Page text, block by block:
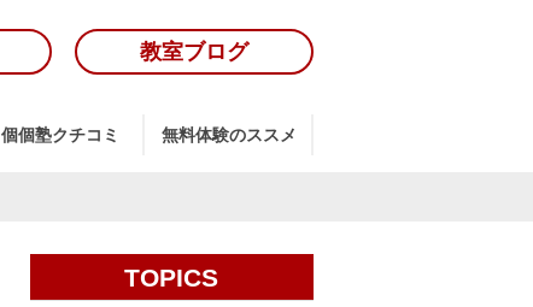
教室ブログ
個個塾クチコミ 無料体験のススメ
TOPICS